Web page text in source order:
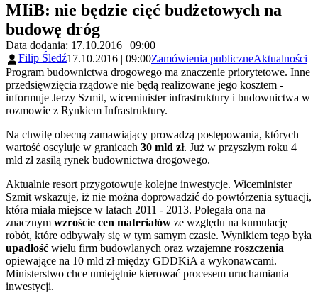
MIiB: nie będzie cięć budżetowych na
budowę dróg
Data dodania: 17.10.2016 | 09:00
Filip Śledź17.10.2016 | 09:00Zamówienia publiczneAktualności
Program budownictwa drogowego ma znaczenie priorytetowe. Inne
przedsięwzięcia rządowe nie będą realizowane jego kosztem -
informuje Jerzy Szmit, wiceminister infrastruktury i budownictwa w
rozmowie z Rynkiem Infrastruktury.
Na chwilę obecną zamawiający prowadzą postępowania, których
wartość oscyluje w granicach 30 mld zł. Już w przyszłym roku 4
mld zł zasilą rynek budownictwa drogowego.
Aktualnie resort przygotowuje kolejne inwestycje. Wiceminister
Szmit wskazuje, iż nie można doprowadzić do powtórzenia sytuacji,
która miała miejsce w latach 2011 - 2013. Polegała ona na
znacznym wzroście cen materiałów ze względu na kumulację
robót, które odbywały się w tym samym czasie. Wynikiem tego była
upadłość wielu firm budowlanych oraz wzajemne roszczenia
opiewające na 10 mld zł między GDDKiA a wykonawcami.
Ministerstwo chce umiejętnie kierować procesem uruchamiania
inwestycji.